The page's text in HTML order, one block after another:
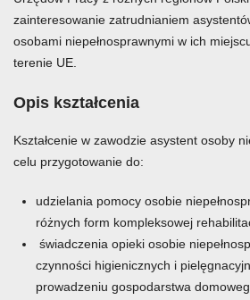
zainteresowanie zatrudnianiem
osobami niepełnosprawnymi w ich
terenie UE.
Opis kształcenia
Kształcenie w zawodzie asystent osoby
celu przygotowanie do:
udzielania pomocy osobie
różnych form kompleksowej
świadczenia opieki osobie
czynności higienicznych i
prowadzeniu gospodarstwa